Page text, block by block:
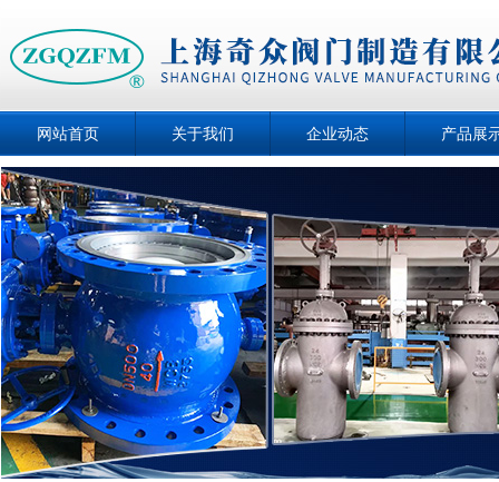
网站首页 关于我们 企业动态 产品展